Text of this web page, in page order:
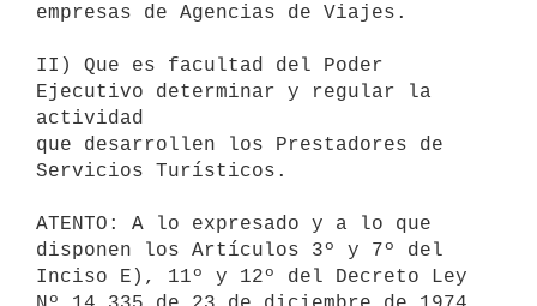
empresas de Agencias de Viajes.
II) Que es facultad del Poder
Ejecutivo determinar y regular la
actividad
que desarrollen los Prestadores de
Servicios Turísticos.
ATENTO: A lo expresado y a lo que
disponen los Artículos 3º y 7º del
Inciso E), 11º y 12º del Decreto Ley